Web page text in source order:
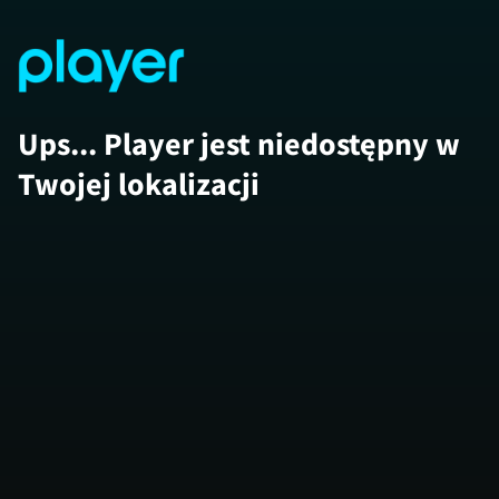
Ups... Player jest niedostępny w
Twojej lokalizacji